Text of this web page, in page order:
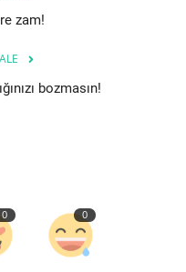
zam!
bozmasın!
0 0